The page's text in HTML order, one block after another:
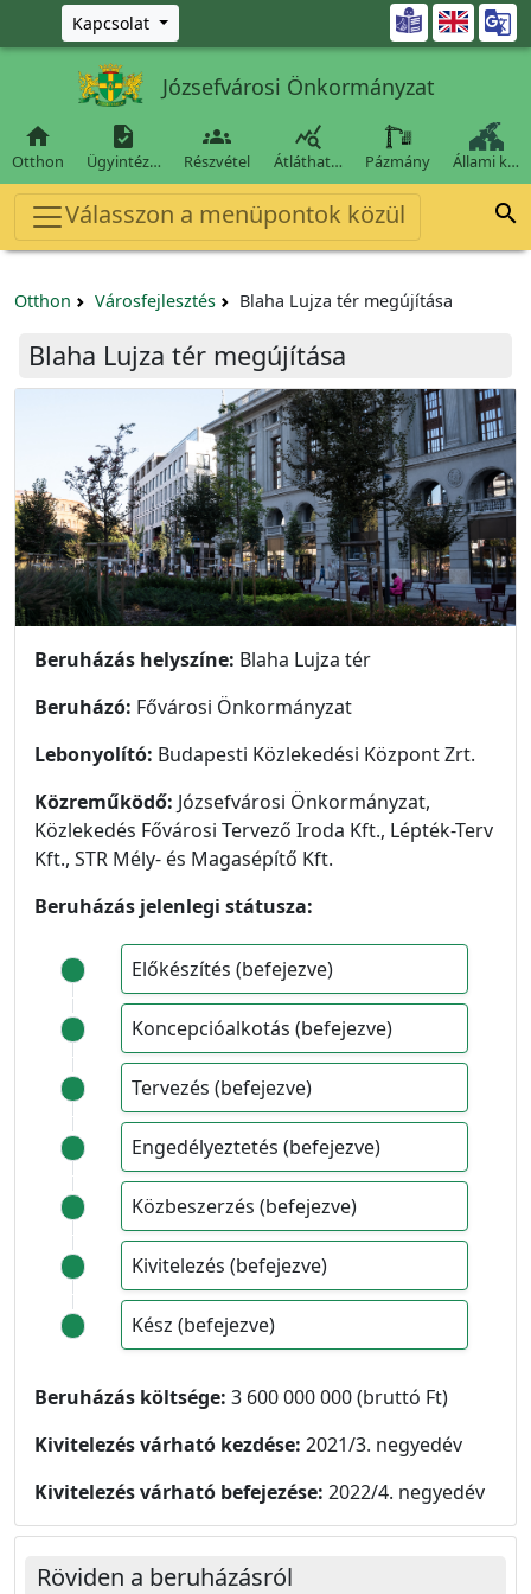
Ugrás a fő tartalomra
Kapcsolat 
Józsefvárosi Önkormányzat

Otthon

Ügyintéz…

Részvétel

Átláthat… Pázmány Állami k…
Válasszon a menüpontok közül 
Otthon Városfejlesztés Blaha Lujza tér megújítása
Blaha Lujza tér megújítása
Beruházás helyszíne: Blaha Lujza tér
Beruházó: Fővárosi Önkormányzat
Lebonyolító: Budapesti Közlekedési Központ Zrt.
Közreműködő: Józsefvárosi Önkormányzat,
Közlekedés Fővárosi Tervező Iroda Kft., Lépték-Terv
Kft., STR Mély- és Magasépítő Kft.
Beruházás jelenlegi státusza:
Előkészítés (befejezve)
Koncepcióalkotás (befejezve)
Tervezés (befejezve)
Engedélyeztetés (befejezve)
Közbeszerzés (befejezve)
Kivitelezés (befejezve)
Kész (befejezve)
Beruházás költsége: 3 600 000 000 (bruttó Ft)
Kivitelezés várható kezdése: 2021/3. negyedév
Kivitelezés várható befejezése: 2022/4. negyedév
Röviden a beruházásról